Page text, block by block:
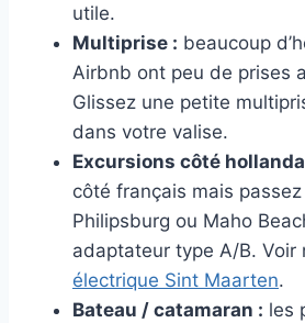
utile.
Multiprise : beaucoup
Airbnb ont peu de prises
Glissez une petite
dans votre valise.
Excursions côté
côté français mais
Philipsburg ou Maho
adaptateur type A/B. Voir
électrique Sint Maarten.
Bateau / catamaran : les